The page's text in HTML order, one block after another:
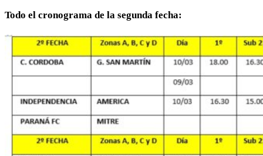
Todo el cronograma de la segunda fecha: